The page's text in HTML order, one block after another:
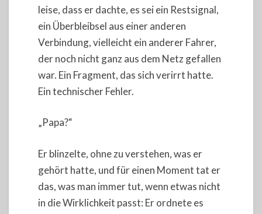
leise, dass er dachte, es sei ein Restsignal,
ein Überbleibsel aus einer anderen
Verbindung, vielleicht ein anderer Fahrer,
der noch nicht ganz aus dem Netz gefallen
war. Ein Fragment, das sich verirrt hatte.
Ein technischer Fehler.
„Papa?“
Er blinzelte, ohne zu verstehen, was er
gehört hatte, und für einen Moment tat er
das, was man immer tut, wenn etwas nicht
in die Wirklichkeit passt: Er ordnete es